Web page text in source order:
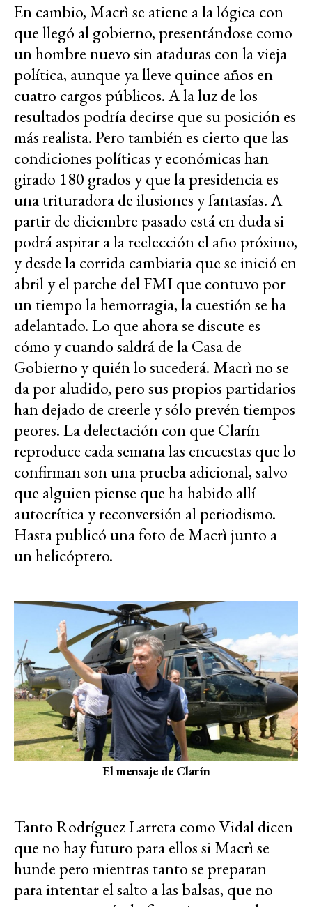
En cambio, Macrì se atiene a la lógica con
que llegó al gobierno, presentándose como
un hombre nuevo sin ataduras con la vieja
política, aunque ya lleve quince años en
cuatro cargos públicos. A la luz de los
resultados podría decirse que su posición es
más realista. Pero también es cierto que las
condiciones políticas y económicas han
girado 180 grados y que la presidencia es
una trituradora de ilusiones y fantasías. A
partir de diciembre pasado está en duda si
podrá aspirar a la reelección el año próximo,
y desde la corrida cambiaria que se inició en
abril y el parche del FMI que contuvo por
un tiempo la hemorragia, la cuestión se ha
adelantado. Lo que ahora se discute es
cómo y cuando saldrá de la Casa de
Gobierno y quién lo sucederá. Macrì no se
da por aludido, pero sus propios partidarios
han dejado de creerle y sólo prevén tiempos
peores. La delectación con que Clarín
reproduce cada semana las encuestas que lo
confirman son una prueba adicional, salvo
que alguien piense que ha habido allí
autocrítica y reconversión al periodismo.
Hasta publicó una foto de Macrì junto a
un helicóptero.
El mensaje de Clarín
Tanto Rodríguez Larreta como Vidal dicen
que no hay futuro para ellos si Macrì se
hunde pero mientras tanto se preparan
para intentar el salto a las balsas, que no